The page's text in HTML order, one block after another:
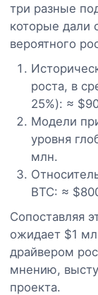
три разные
которые дали
вероятного
роста, в
25%): ≈
Модели
уровня
млн.
BTC: ≈
Сопоставляя
ожидает $1
драйвером
мнению,
проекта.